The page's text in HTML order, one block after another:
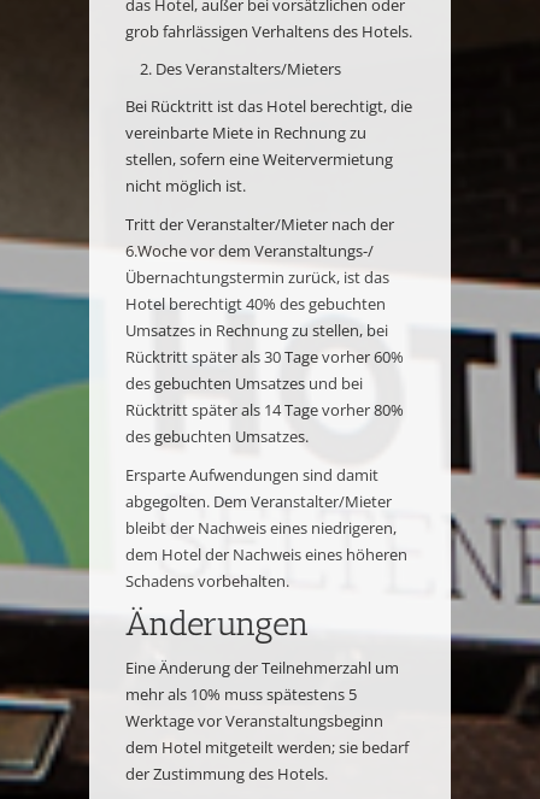
das Hotel, außer bei vorsätzlichen oder
grob fahrlässigen Verhaltens des Hotels.
Des Veranstalters/Mieters
Bei Rücktritt ist das Hotel berechtigt, die
vereinbarte Miete in Rechnung zu
stellen, sofern eine Weitervermietung
nicht möglich ist.
Tritt der Veranstalter/Mieter nach der
6.Woche vor dem Veranstaltungs-/
Übernachtungstermin zurück, ist das
Hotel berechtigt 40% des gebuchten
Umsatzes in Rechnung zu stellen, bei
Rücktritt später als 30 Tage vorher 60%
des gebuchten Umsatzes und bei
Rücktritt später als 14 Tage vorher 80%
des gebuchten Umsatzes.
Ersparte Aufwendungen sind damit
abgegolten. Dem Veranstalter/Mieter
bleibt der Nachweis eines niedrigeren,
dem Hotel der Nachweis eines höheren
Schadens vorbehalten.
Änderungen
Eine Änderung der Teilnehmerzahl um
mehr als 10% muss spätestens 5
Werktage vor Veranstaltungsbeginn
dem Hotel mitgeteilt werden; sie bedarf
der Zustimmung des Hotels.